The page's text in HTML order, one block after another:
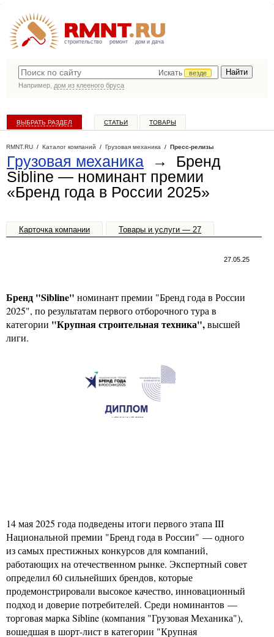
строительство ремонт дом и дача
Искать
везде
Например, дом из клееного бруса
ВЫБРАТЬ РАЗДЕЛ СТАТЬИ ТОВАРЫ
RMNT.RU / Каталог компаний / Грузовая механика / Пресс-релизы
Грузовая механика → Бренд
Sibline — номинант премии
«Бренд года в России 2025»
Карточка компании
Товары и услуги — 27
27.05.25
Бренд "Sibline" номинант премии "Бренд года в России
2025", по результатам первого отборочного тура в
категории "Крупная строительная техника",высшей
лиги.
14 мая 2025 года подведены итоги первого этапа III
Национальной премии "Бренд года в России" — одного
из самых престижных конкурсов для компаний,
работающих на отечественном рынке. Экспертный совет
определил 60 сильнейших брендов, которые
продемонстрировали высокое качество, инновационный
подход и доверие потребителей. Среди номинантов —
торговая марка Sibline (компания "Грузовая Механика"),
вошедшая в шорт-лист в категории "Крупная